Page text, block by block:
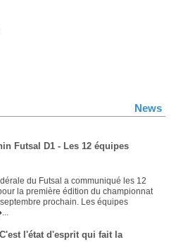
News
Futsal D1 - Les 12 équipes
du Futsal a communiqué les 12
la première édition du championnat
prochain. Les équipes
l'état d'esprit qui fait la